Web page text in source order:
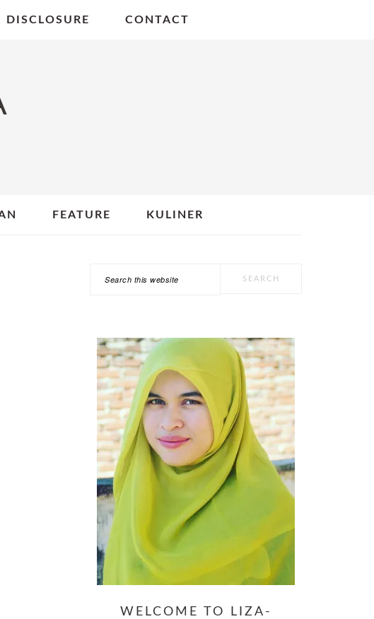
DISCLOSURE CONTACT
FEATURE KULINER
PRIMARY
Search
WELCOME TO LIZA-